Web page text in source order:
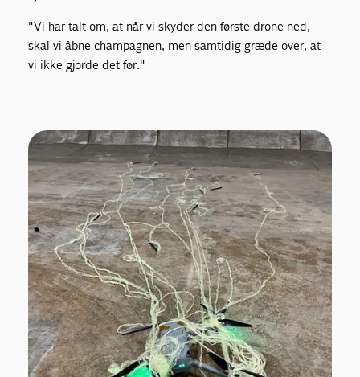
"Vi har talt om, at når vi skyder den første drone ned,
skal vi åbne champagnen, men samtidig græde over, at
vi ikke gjorde det før."